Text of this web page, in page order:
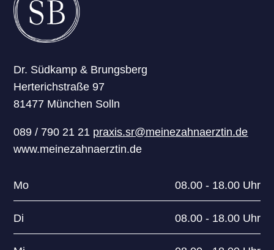
Dr. Südkamp & Brungsberg
Herterichstraße 97
81477 München Solln
089 / 790 21 21 praxis.sr@meinezahnaerztin.de
www.meinezahnaerztin.de
Mo 08.00 - 18.00 Uhr
Di 08.00 - 18.00 Uhr